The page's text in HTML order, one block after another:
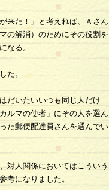
来た！」と考えれば、Ａさん
の解消）のためにその役割を
なる。
た。
だいたいいつも同じ人だけ
ルマの使者」にその人を選ん
た郵便配達員さんを選んでい
対人関係においてはこういう
考になりました。